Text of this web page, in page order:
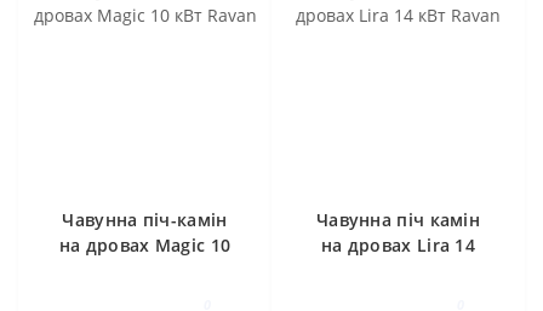
Чавунна піч-камін
на дровах Magic 10
Чавунна піч камін
на дровах Lira 14